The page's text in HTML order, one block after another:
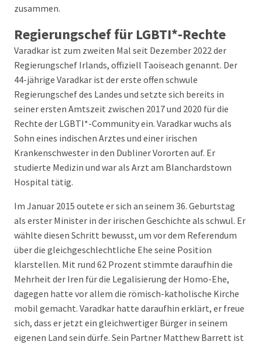
zusammen.
Regierungschef für LGBTI*-Rechte
Varadkar ist zum zweiten Mal seit Dezember 2022 der
Regierungschef Irlands, offiziell Taoiseach genannt. Der
44-jährige Varadkar ist der erste offen schwule
Regierungschef des Landes und setzte sich bereits in
seiner ersten Amtszeit zwischen 2017 und 2020 für die
Rechte der LGBTI*-Community ein. Varadkar wuchs als
Sohn eines indischen Arztes und einer irischen
Krankenschwester in den Dubliner Vororten auf. Er
studierte Medizin und war als Arzt am Blanchardstown
Hospital tätig.
Im Januar 2015 outete er sich an seinem 36. Geburtstag
als erster Minister in der irischen Geschichte als schwul. Er
wählte diesen Schritt bewusst, um vor dem Referendum
über die gleichgeschlechtliche Ehe seine Position
klarstellen. Mit rund 62 Prozent stimmte daraufhin die
Mehrheit der Iren für die Legalisierung der Homo-Ehe,
dagegen hatte vor allem die römisch-katholische Kirche
mobil gemacht. Varadkar hatte daraufhin erklärt, er freue
sich, dass er jetzt ein gleichwertiger Bürger in seinem
eigenen Land sein dürfe. Sein Partner Matthew Barrett ist